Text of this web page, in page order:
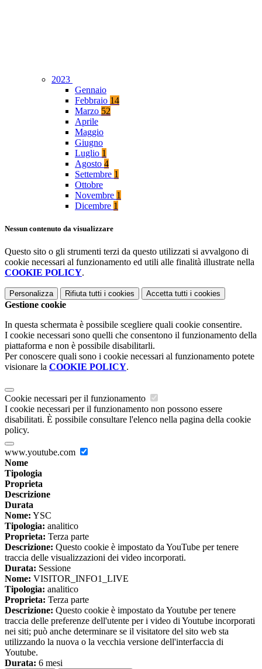
2023
Gennaio
Febbraio 14
Marzo 52
Aprile
Maggio
Giugno
Luglio 1
Agosto 4
Settembre 1
Ottobre
Novembre 1
Dicembre 1
Nessun contenuto da visualizzare
Questo sito o gli strumenti terzi da questo utilizzati si avvalgono di
cookie necessari al funzionamento ed utili alle finalità illustrate nella
COOKIE POLICY.
Personalizza Rifiuta tutti i cookies Accetta tutti i cookies
Gestione cookie
In questa schermata è possibile scegliere quali cookie consentire.
I cookie necessari sono quelli che consentono il funzionamento della
piattaforma e non è possibile disabilitarli.
Per conoscere quali sono i cookie necessari al funzionamento potete
visionare la COOKIE POLICY.
Cookie necessari per il funzionamento
I cookie necessari per il funzionamento non possono essere
disabilitati. È possibile consultare l'elenco nella pagina della cookie
policy.
www.youtube.com
Nome
Tipologia
Proprieta
Descrizione
Durata
Nome: YSC
Tipologia: analitico
Proprieta: Terza parte
Descrizione: Questo cookie è impostato da YouTube per tenere
traccia delle visualizzazioni dei video incorporati.
Durata: Sessione
Nome: VISITOR_INFO1_LIVE
Tipologia: analitico
Proprieta: Terza parte
Descrizione: Questo cookie è impostato da Youtube per tenere
traccia delle preferenze dell'utente per i video di Youtube incorporati
nei siti; può anche determinare se il visitatore del sito web sta
utilizzando la nuova o la vecchia versione dell'interfaccia di
Youtube.
Durata: 6 mesi